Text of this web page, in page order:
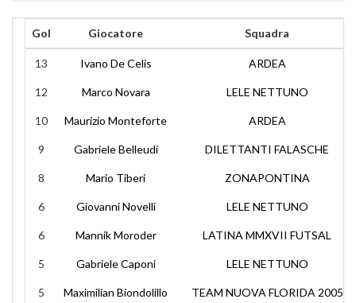
Gol Giocatore Squadra
13 Ivano De Celis ARDEA
12 Marco Novara LELE NETTUNO
10 Maurizio Monteforte ARDEA
9 Gabriele Belleudi DILETTANTI FALASCHE
8 Mario Tiberi ZONAPONTINA
6 Giovanni Novelli LELE NETTUNO
6 Mannik Moroder LATINA MMXVII FUTSAL
5 Gabriele Caponi LELE NETTUNO
5 Maximilian Biondolillo TEAM NUOVA FLORIDA 2005